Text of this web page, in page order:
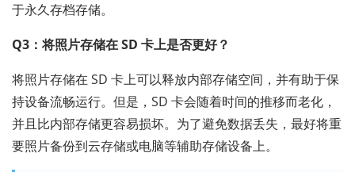
于永久存档存储。
Q3：将照片存储在 SD 卡上是否更好？
将照片存储在 SD 卡上可以释放内部存储空间，并有助于保
持设备流畅运行。但是，SD 卡会随着时间的推移而老化，
并且比内部存储更容易损坏。为了避免数据丢失，最好将重
要照片备份到云存储或电脑等辅助存储设备上。